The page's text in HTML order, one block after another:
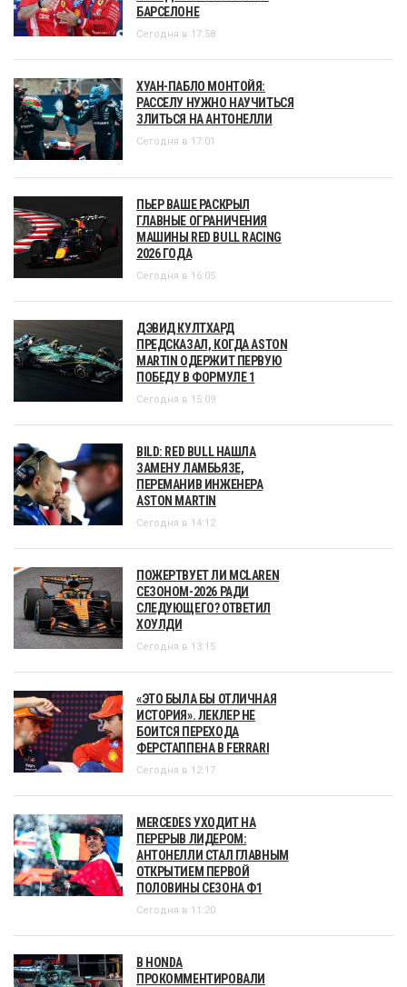
БАРСЕЛОНЕ
Сегодня в 17:58
ХУАН-ПАБЛО МОНТОЙЯ:
РАССЕЛУ НУЖНО НАУЧИТЬСЯ
ЗЛИТЬСЯ НА АНТОНЕЛЛИ
Сегодня в 17:01
ПЬЕР ВАШЕ РАСКРЫЛ
ГЛАВНЫЕ ОГРАНИЧЕНИЯ
МАШИНЫ RED BULL RACING
2026 ГОДА
Сегодня в 16:05
ДЭВИД КУЛТХАРД
ПРЕДСКАЗАЛ, КОГДА ASTON
MARTIN ОДЕРЖИТ ПЕРВУЮ
ПОБЕДУ В ФОРМУЛЕ 1
Сегодня в 15:09
BILD: RED BULL НАШЛА
ЗАМЕНУ ЛАМБЬЯЗЕ,
ПЕРЕМАНИВ ИНЖЕНЕРА
ASTON MARTIN
Сегодня в 14:12
ПОЖЕРТВУЕТ ЛИ MCLAREN
СЕЗОНОМ-2026 РАДИ
СЛЕДУЮЩЕГО? ОТВЕТИЛ
ХОУЛДИ
Сегодня в 13:15
«ЭТО БЫЛА БЫ ОТЛИЧНАЯ
ИСТОРИЯ». ЛЕКЛЕР НЕ
БОИТСЯ ПЕРЕХОДА
ФЕРСТАППЕНА В FERRARI
Сегодня в 12:17
MERCEDES УХОДИТ НА
ПЕРЕРЫВ ЛИДЕРОМ:
АНТОНЕЛЛИ СТАЛ ГЛАВНЫМ
ОТКРЫТИЕМ ПЕРВОЙ
ПОЛОВИНЫ СЕЗОНА Ф1
Сегодня в 11:20
В HONDA
ПРОКОММЕНТИРОВАЛИ